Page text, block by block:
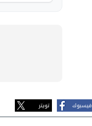
فيسبوك تويتر